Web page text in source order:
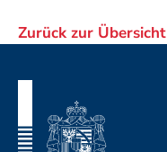
Zurück zur Übersicht